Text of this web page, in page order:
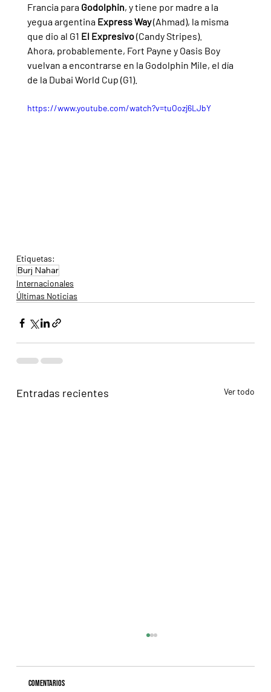
Francia para Godolphin, y tiene por madre a la
yegua argentina Express Way (Ahmad), la misma
que dio al G1 El Expresivo (Candy Stripes).
Ahora, probablemente, Fort Payne y Oasis Boy
vuelvan a encontrarse en la Godolphin Mile, el día
de la Dubai World Cup (G1).
https://www.youtube.com/watch?v=tuOozj6LJbY
Etiquetas:
Burj Nahar
Internacionales
Últimas Noticias
Entradas recientes Ver todo
Comentarios